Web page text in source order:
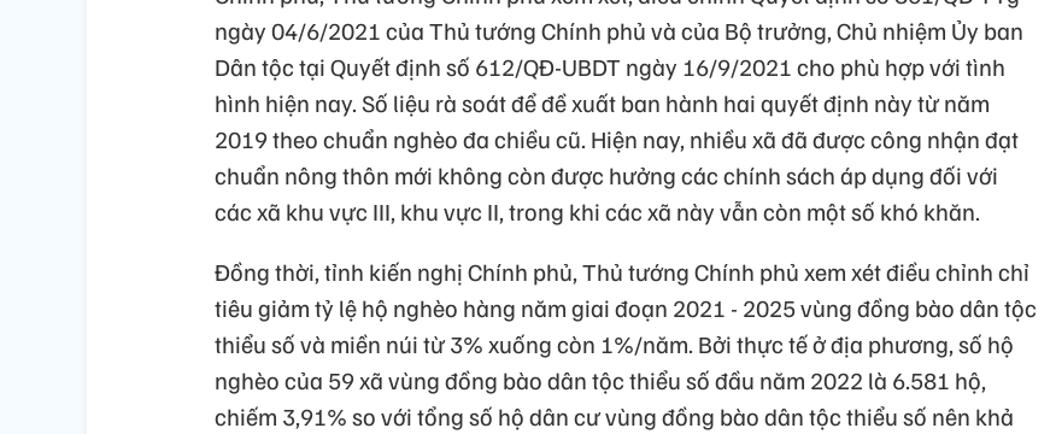
ngày 04/6/2021 của Thủ tướng Chính phủ và của Bộ trưởng, Chủ nhiệm Ủy ban
Dân tộc tại Quyết định số 612/QĐ-UBDT ngày 16/9/2021 cho phù hợp với tình
hình hiện nay. Số liệu rà soát để đề xuất ban hành hai quyết định này từ năm
2019 theo chuẩn nghèo đa chiều cũ. Hiện nay, nhiều xã đã được công nhận đạt
chuẩn nông thôn mới không còn được hưởng các chính sách áp dụng đối với
các xã khu vực III, khu vực II, trong khi các xã này vẫn còn một số khó khăn.
Đồng thời, tỉnh kiến nghị Chính phủ, Thủ tướng Chính phủ xem xét điều chỉnh chỉ
tiêu giảm tỷ lệ hộ nghèo hàng năm giai đoạn 2021 - 2025 vùng đồng bào dân tộc
thiểu số và miền núi từ 3% xuống còn 1%/năm. Bởi thực tế ở địa phương, số hộ
nghèo của 59 xã vùng đồng bào dân tộc thiểu số đầu năm 2022 là 6.581 hộ,
chiếm 3,91% so với tổng số hộ dân cư vùng đồng bào dân tộc thiểu số nên khả